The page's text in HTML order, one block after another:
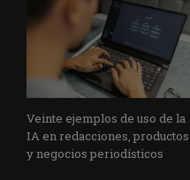
Veinte ejemplos de uso de la
IA en redacciones, productos
y negocios periodísticos